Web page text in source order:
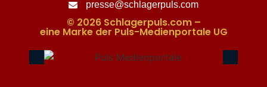
presse@schlagerpuls.com
© 2026 Schlagerpuls.com –
eine Marke der Puls-Medienportale UG​